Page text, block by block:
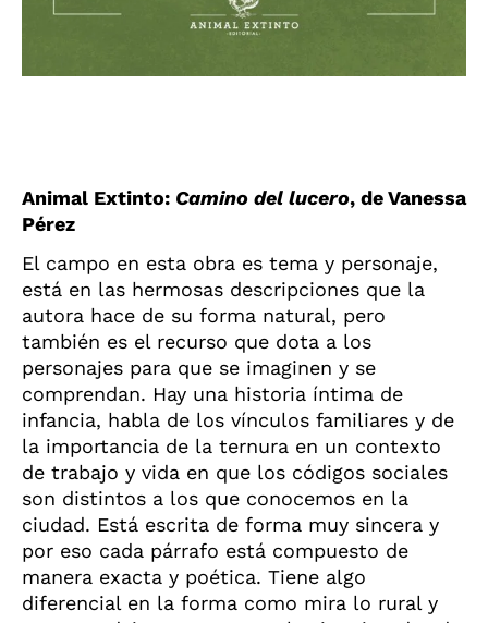
Animal Extinto: Camino del lucero, de Vanessa
Pérez
El campo en esta obra es tema y personaje,
está en las hermosas descripciones que la
autora hace de su forma natural, pero
también es el recurso que dota a los
personajes para que se imaginen y se
comprendan. Hay una historia íntima de
infancia, habla de los vínculos familiares y de
la importancia de la ternura en un contexto
de trabajo y vida en que los códigos sociales
son distintos a los que conocemos en la
ciudad. Está escrita de forma muy sincera y
por eso cada párrafo está compuesto de
manera exacta y poética. Tiene algo
diferencial en la forma como mira lo rural y